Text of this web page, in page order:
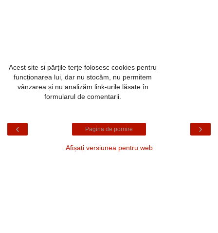
Acest site si părțile terțe folosesc cookies pentru
funcționarea lui, dar nu stocăm, nu permitem
vânzarea și nu analizăm link-urile lăsate în
formularul de comentarii.
‹ ›
Pagina de pornire
Afișați versiunea pentru web